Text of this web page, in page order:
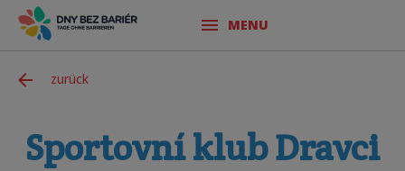
MENU
zurück
Sportovní klub Dravci